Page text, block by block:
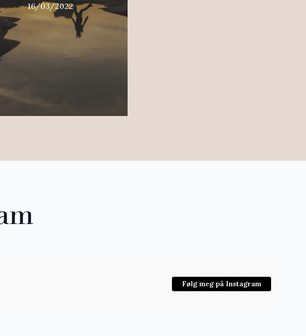
16/03/2022
Følg meg på Instagram